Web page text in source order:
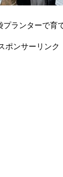
ランターで育
ポンサーリンク